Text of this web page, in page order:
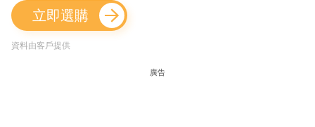
立即選購
資料由客戶提供
廣告